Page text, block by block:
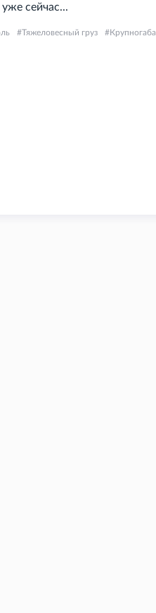
сейчас...
Тяжеловесный груз